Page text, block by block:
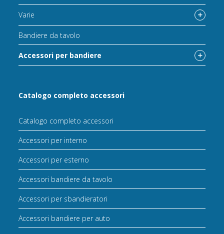
Varie
Bandiere da tavolo
Accessori per bandiere
Catalogo completo accessori
Catalogo completo accessori
Accessori per interno
Accessori per esterno
Accessori bandiere da tavolo
Accessori per sbandieratori
Accessori bandiere per auto